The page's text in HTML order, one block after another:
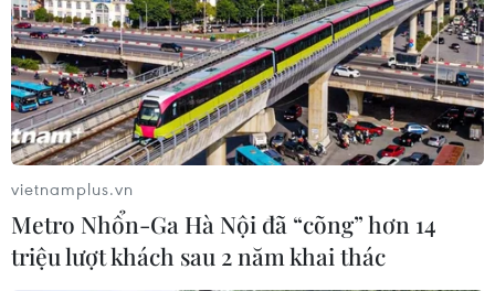
vụ FBI
27/04/2026 03:08
Cận cảnh kỷ lục "Bản đồ làm
từ xôi nước cốt dừa lớn nhất Việt
26/04/2026 12:17
Xác lập kỷ lục "Bản đồ Việt Nam làm
vietnamplus.vn
Metro Nhổn-Ga Hà Nội đã “cõng” hơn 14
triệu lượt khách sau 2 năm khai thác